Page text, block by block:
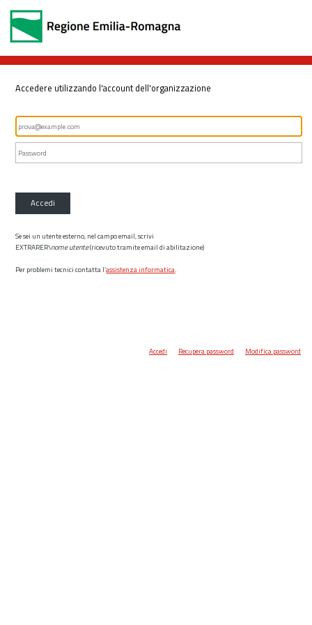
Accedere utilizzando l'account dell'organizzazione
Accedi
Se sei un utente esterno, nel campo email, scrivi
EXTRARER\nome utente(ricevuto tramite email di abilitazione)
Per problemi tecnici contatta l’assistenza informatica.
Accedi Recupera password Modifica password